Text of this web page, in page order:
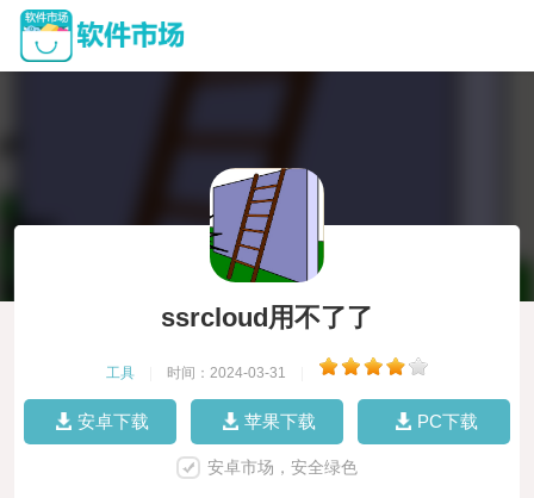
ssrcloud用不了了
工具 时间：2024-03-31
安卓下载 苹果下载 PC下载
安卓市场，安全绿色